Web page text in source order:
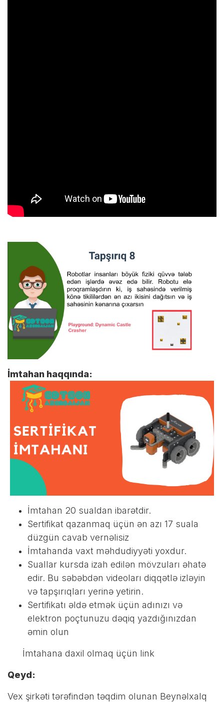
İmtahan haqqında:
İmtahan 20 sualdan ibarətdir.
Sertifikat qazanmaq üçün ən azı 17 suala
düzgün cavab vernəlisiz
İmtahanda vaxt məhdudiyyəti yoxdur.
Suallar kursda izah edilən mövzuları əhatə
edir. Bu səbəbdən videoları diqqətlə izləyin
və tapşırıqları yerinə yetirin.
Sertifikatı əldə etmək üçün adınızı və
elektron poçtunuzu dəqiq yazdığınızdan
əmin olun
İmtahana daxil olmaq üçün link
Qeyd:
Vex şirkəti tərəfindən təqdim olunan Beynəlxalq